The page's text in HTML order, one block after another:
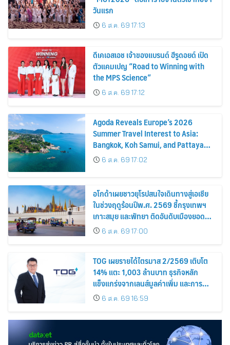
วันแรก
6 ส.ค. 69 17:13
ดีเคเอสเอช เจ้าของแบรนด์ ฮีรูดอยด์ เปิด
ตัวแคมเปญ “Road to Winning with
the MPS Science”
6 ส.ค. 69 17:12
Agoda Reveals Europe’s 2026
Summer Travel Interest to Asia:
Bangkok, Koh Samui, and Pattaya
Among the Top Cities
6 ส.ค. 69 17:02
อโกด้าเผยชาวยุโรปสนใจเดินทางสู่เอเชีย
ในช่วงฤดูร้อนปีพ.ศ. 2569 ชี้กรุงเทพฯ
เกาะสมุย และพัทยา ติดอันดับเมืองยอด
นิยม6 ส.ค. 69 17:00
TOG เผยรายได้ไตรมาส 2/2569 เติบโต
14% แตะ 1,003 ล้านบาท ธุรกิจหลัก
แข็งแกร่งจากเลนส์มูลค่าเพิ่ม และการ
ขยายตลาดต่างประเทศ พร้อมเดินหน้า
ลงทุนเพื่อการเติบโตระยะยาว
6 ส.ค. 69 16:59